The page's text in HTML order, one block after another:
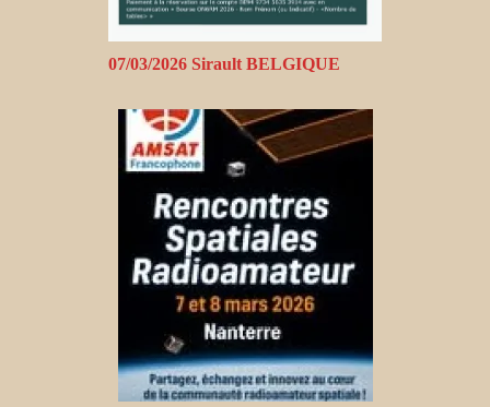
07/03/2026 Sirault BELGIQUE